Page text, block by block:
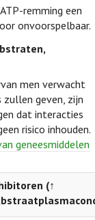
remming een
onvoorspelbaar.
men verwacht
geven, zijn
dat interacties
risico inhouden.
geneesmiddelen
(↑